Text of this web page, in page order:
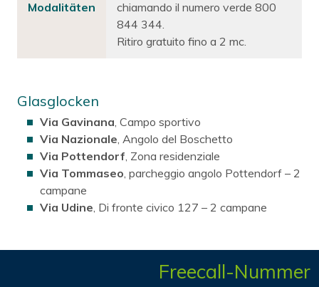
Modalitäten
chiamando il numero verde 800
844 344.
Ritiro gratuito fino a 2 mc.
Glasglocken
Via Gavinana , Campo sportivo
Via Nazionale , Angolo del Boschetto
Via Pottendorf , Zona residenziale
Via Tommaseo , parcheggio angolo Pottendorf – 2
campane
Via Udine , Di fronte civico 127 – 2 campane
Freecall-Nummer